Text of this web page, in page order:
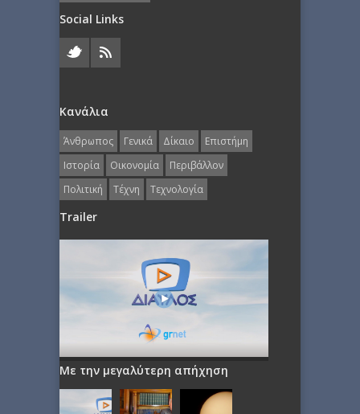
Social Links
Κανάλια
Άνθρωπος Γενικά Δίκαιο
Επιστήμη
Ιστορία
Οικονομία
Περιβάλλον
Πολιτική
Τέχνη Τεχνολογία
Trailer
Με την μεγαλύτερη απήχηση